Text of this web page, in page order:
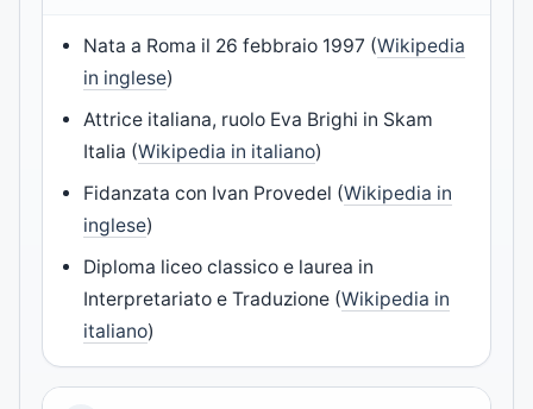
Nata a Roma il 26 febbraio 1997 (Wikipedia
in inglese)
Attrice italiana, ruolo Eva Brighi in Skam
Italia (Wikipedia in italiano)
Fidanzata con Ivan Provedel (Wikipedia in
inglese)
Diploma liceo classico e laurea in
Interpretariato e Traduzione (Wikipedia in
italiano)